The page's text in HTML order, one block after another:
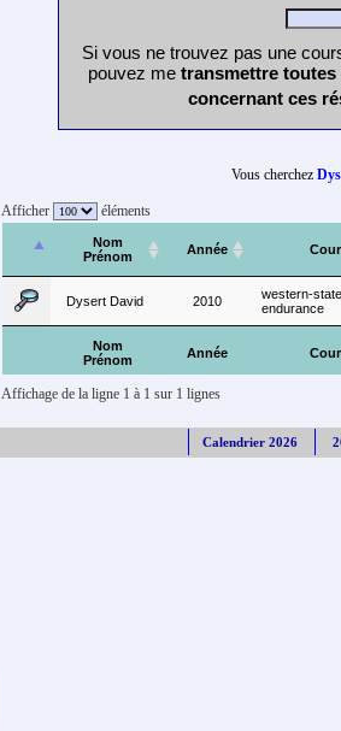
Si vous ne trouvez pas une
pouvez me transmettre
concernant ces
Vous cherchez
Afficher éléments
Nom
Prénom
Année
Nom
Prénom
Année
Dysert David 2010
western-
endurance
Affichage de la ligne 1 à 1 sur 1 lignes
Calendrier 2026